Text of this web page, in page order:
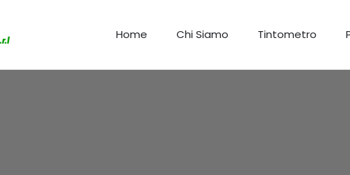
Home Chi Siamo Tintometro